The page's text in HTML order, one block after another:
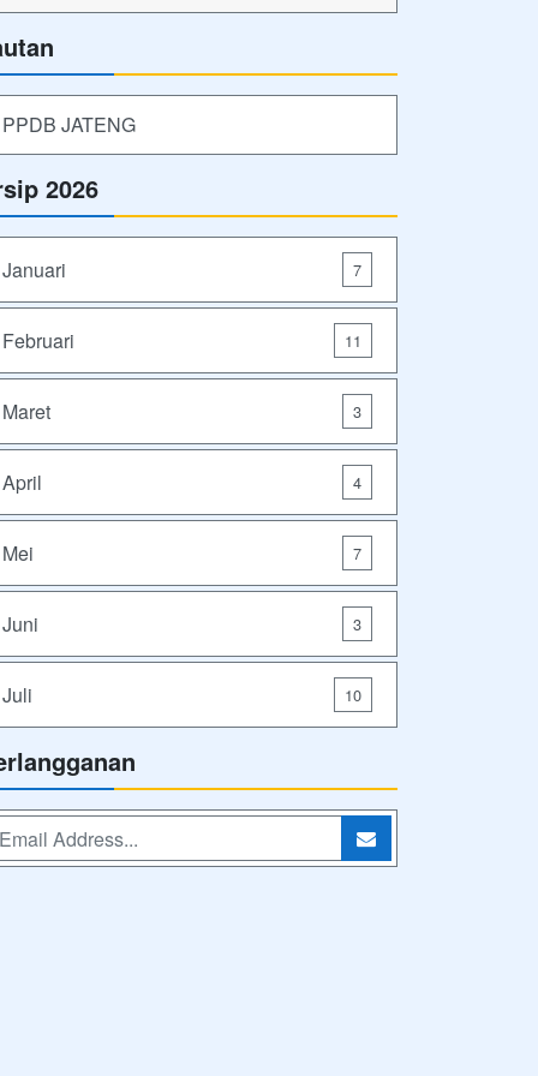
PPDB JATENG
2026
Januari 7
Februari 11
Maret 3
April 4
Mei 7
Juni 3
Juli 10